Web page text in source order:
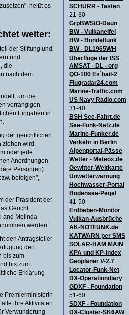
SCHURR - Tasten
21-30
GrpBWStO-Daun
BW - Vulkaneifel
BW- Bündelfunk
BW - DL1965WH
Überflüge der ISS
AMSAT - DL - org
QO-100 Es´hail-2
Flugradar24.com
Marine-Traffic.com
US Navy Radio.com
31-40
BSH See-Fahrt.de
See-Funk-Netz.de
Marine-Funker.de
Verkehr in Berlin
Alpenportal-Pässe
Wetter - Meteox.de
Gewitter-Weltkarte
Unwetterwarnung
Hochwasser-Portal
Bodensee-Pegel
41-50
Erdbeben-Monitor
Vulkan-Ausbrüche
AK-NOTFUNK.de
KATWARN per SMS
SOLAR-HAM MAIN
KPA und KP-Index
Geoplaner V-2.7
Locator-Funk-Net
DX-Operationdiary
GDXF - Foundation
51-60
SDXF - Foundation
DX-Cluster-SK6AW
heißt es
weiter:
der Stiftung und
und
die
nach dem
um die
vorrangigen
Eingaben in
der gerichtlichen
ziehen wird.
oder jede
Anordnungen
Person(en)
befolgen",
der Präsident der
Gericht
and Melinda
werden.
den Antragsteller
den
bis zum
bis zum
Erklärung
Premierministerin
ihre Aktivitäten
Verwunderung